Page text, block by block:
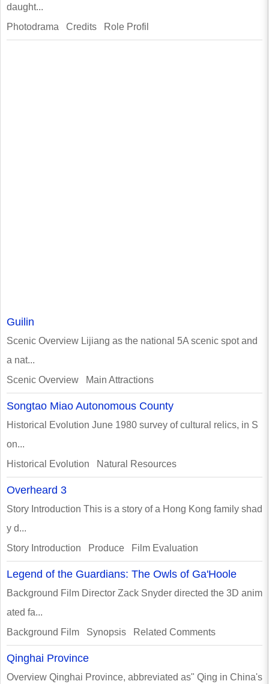
daught...
Photodrama Credits Role Profil
Guilin
Scenic Overview Lijiang as the national 5A scenic spot and
a nat...
Scenic Overview Main Attractions
Songtao Miao Autonomous County
Historical Evolution June 1980 survey of cultural relics, in S
on...
Historical Evolution Natural Resources
Overheard 3
Story Introduction This is a story of a Hong Kong family shad
y d...
Story Introduction Produce Film Evaluation
Legend of the Guardians: The Owls of Ga'Hoole
Background Film Director Zack Snyder directed the 3D anim
ated fa...
Background Film Synopsis Related Comments
Qinghai Province
Overview Qinghai Province, abbreviated as" Qing in China's